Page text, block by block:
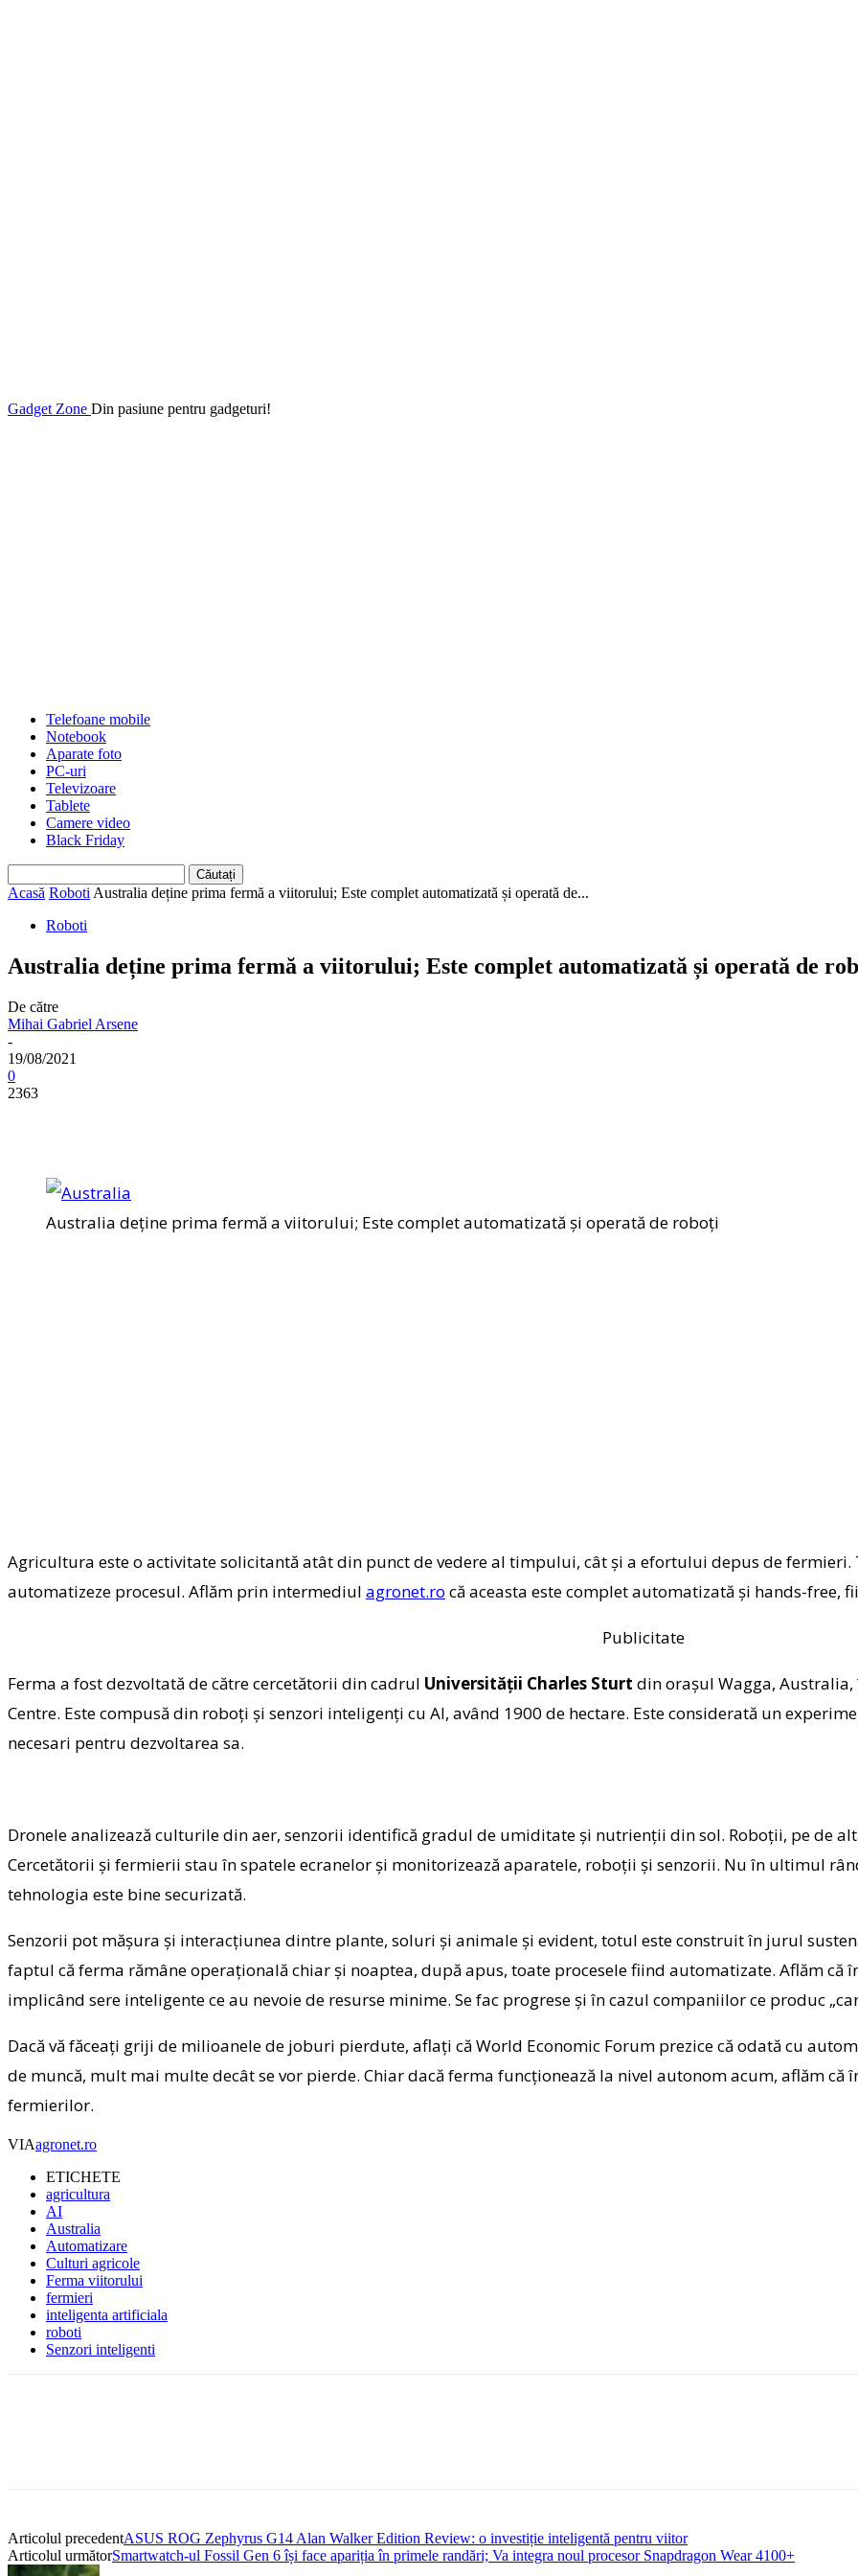
Gadget Zone Din pasiune pentru gadgeturi!
Telefoane mobile
Notebook
Aparate foto
PC-uri
Televizoare
Tablete
Camere video
Black Friday
Acasă Roboti Australia deține prima fermă a viitorului; Este complet automatizată și operată de...
Roboti
Australia deține prima fermă a viitorului; Este complet automatizată și operată de
De către
Mihai Gabriel Arsene
-
19/08/2021
0
2363
Australia deține prima fermă a viitorului; Este complet automatizată și operată de roboți
Agricultura este o activitate solicitantă atât din punct de vedere al timpului, cât și a efortului depus de
automatizeze procesul. Aflăm prin intermediul agronet.ro că aceasta este complet automatizată și hands-free,
Publicitate
Ferma a fost dezvoltată de către cercetătorii din cadrul Universității Charles Sturt din orașul Wagga,
Centre. Este compusă din roboți și senzori inteligenți cu AI, având 1900 de hectare. Este considerată un
necesari pentru dezvoltarea sa.
Dronele analizează culturile din aer, senzorii identifică gradul de umiditate și nutrienții din sol. Roboții, pe de
Cercetătorii și fermierii stau în spatele ecranelor și monitorizează aparatele, roboții și senzorii. Nu în ultimul
tehnologia este bine securizată.
Senzorii pot mășura și interacțiunea dintre plante, soluri și animale și evident, totul este construit în jurul
faptul că ferma rămâne operațională chiar și noaptea, după apus, toate procesele fiind automatizate. Aflăm că
implicând sere inteligente ce au nevoie de resurse minime. Se fac progrese și în cazul companiilor ce produc
Dacă vă făceați griji de milioanele de joburi pierdute, aflați că World Economic Forum prezice că odată cu
de muncă, mult mai multe decât se vor pierde. Chiar dacă ferma funcționează la nivel autonom acum, aflăm
fermierilor.
VIAagronet.ro
ETICHETE
agricultura
AI
Australia
Automatizare
Culturi agricole
Ferma viitorului
fermieri
inteligenta artificiala
roboti
Senzori inteligenti
Articolul precedentASUS ROG Zephyrus G14 Alan Walker Edition Review: o investiție inteligentă pentru viitor
Articolul următorSmartwatch-ul Fossil Gen 6 își face apariția în primele randări; Va integra noul procesor Snapdragon Wear 4100+